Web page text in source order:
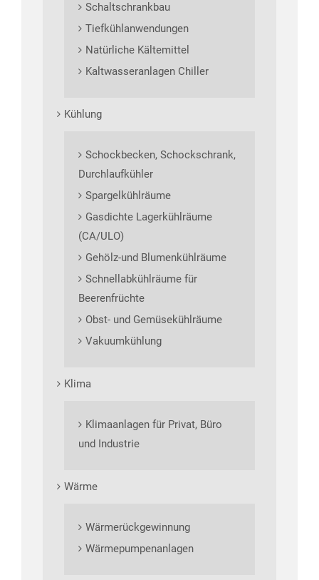
Schaltschrankbau
Tiefkühlanwendungen
Natürliche Kältemittel
Kaltwasseranlagen Chiller
Kühlung
Schockbecken, Schockschrank,
Durchlaufkühler
Spargelkühlräume
Gasdichte Lagerkühlräume
(CA/ULO)
Gehölz-und Blumenkühlräume
Schnellabkühlräume für
Beerenfrüchte
Obst- und Gemüsekühlräume
Vakuumkühlung
Klima
Klimaanlagen für Privat, Büro
und Industrie
Wärme
Wärmerückgewinnung
Wärmepumpenanlagen